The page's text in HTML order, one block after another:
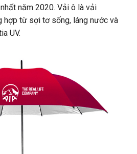
năm 2020. Vải ô là vải
hợp từ sợi tơ sống, láng nước và
UV.